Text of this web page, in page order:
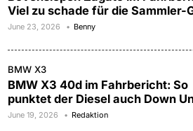
Viel zu schade für die Sammler-
June 23, 2026 Benny
BMW X3
BMW X3 40d im Fahrbericht: So
punktet der Diesel auch Down
June 19, 2026 Redaktion